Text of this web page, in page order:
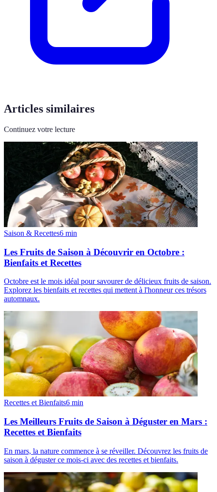
Articles similaires
Continuez votre lecture
Saison & Recettes6 min
Les Fruits de Saison à Découvrir en Octobre :
Bienfaits et Recettes
Octobre est le mois idéal pour savourer de délicieux fruits de saison.
Explorez les bienfaits et recettes qui mettent à l'honneur ces trésors
automnaux.
Recettes et Bienfaits6 min
Les Meilleurs Fruits de Saison à Déguster en Mars :
Recettes et Bienfaits
En mars, la nature commence à se réveiller. Découvrez les fruits de
saison à déguster ce mois-ci avec des recettes et bienfaits.